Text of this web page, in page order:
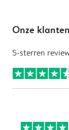
Onze
5-sterren